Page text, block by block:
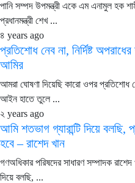
পানি সম্পদ উপমন্ত্রী একে এম এনামুল হক
প্রধানমন্ত্রী শেখ ...
৪ years ago
প্রতিশোধ নেব না, নির্দিষ্ট
আমির
আমরা ঘোষণা দিয়েছি কারো ওপর প্রতিশোধ
আইন হাতে তুলে ...
২ years ago
আমি শতভাগ গ্যারান্টি দিয়ে বলছি,
হবে – রাশেদ খান
গণঅধিকার পরিষদের সাধারণ সম্পাদক
দিয়ে বলছি, ...